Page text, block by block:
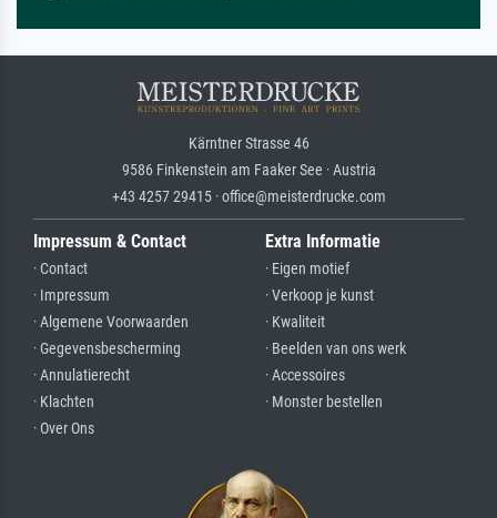
Kärntner Strasse 46
9586 Finkenstein am Faaker See · Austria
+43 4257 29415 · office@meisterdrucke.com
Impressum & Contact
· Contact
· Impressum
· Algemene Voorwaarden
· Gegevensbescherming
· Annulatierecht
· Klachten
· Over Ons
Extra Informatie
· Eigen motief
· Verkoop je kunst
· Kwaliteit
· Beelden van ons werk
· Accessoires
· Monster bestellen